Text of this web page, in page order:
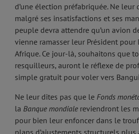
d’une élection préfabriquée. Ne leur
malgré ses insatisfactions et ses
peuple devra attendre qu’un avion
vienne ramasser leur Président pour
Afrique. Ce jour-là, souhaitons que
resquilleurs, auront le réflexe de
simple gratuit pour voler vers
Ne leur dites pas que le Fonds
la Banque mondiale reviendront les
pour bien leur enfoncer dans le
plans d’ajustements structurels